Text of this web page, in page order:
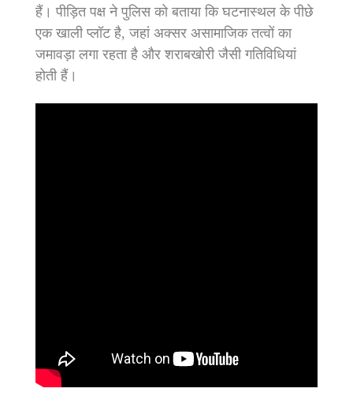
हैं। पीड़ित पक्ष ने पुलिस को बताया कि घटनास्थल के पीछे
एक खाली प्लॉट है, जहां अक्सर असामाजिक तत्वों का
जमावड़ा लगा रहता है और शराबखोरी जैसी गतिविधियां
होती हैं।